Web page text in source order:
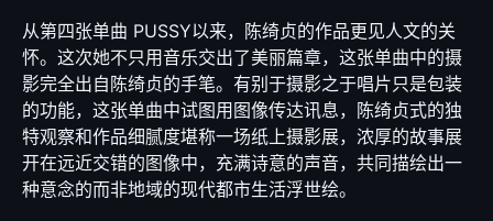
从第四张单曲 PUSSY以来，陈绮贞的作品更见人文的关
怀。这次她不只用音乐交出了美丽篇章，这张单曲中的摄
影完全出自陈绮贞的手笔。有别于摄影之于唱片只是包装
的功能，这张单曲中试图用图像传达讯息，陈绮贞式的独
特观察和作品细腻度堪称一场纸上摄影展，浓厚的故事展
开在远近交错的图像中，充满诗意的声音，共同描绘出一
种意念的而非地域的现代都市生活浮世绘。